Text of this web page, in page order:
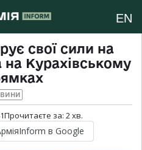
EN
свої сили на
Курахівському
Прочитаєте за: 2хв.
в Google